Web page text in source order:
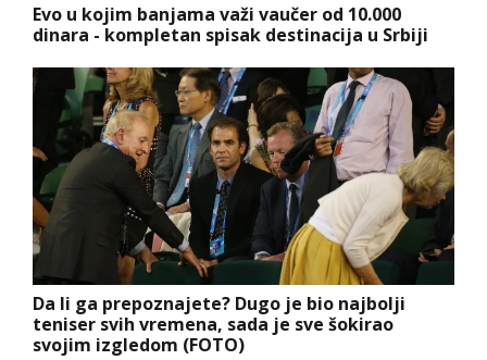
Evo u kojim banjama važi vaučer od 10.000
dinara - kompletan spisak destinacija u Srbiji
Da li ga prepoznajete? Dugo je bio najbolji
teniser svih vremena, sada je sve šokirao
svojim izgledom (FOTO)